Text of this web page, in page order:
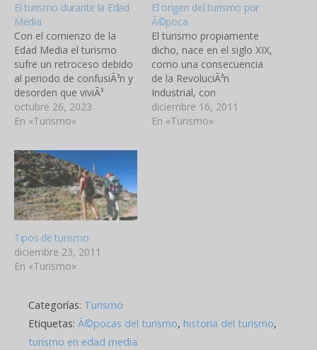
El turismo durante la Edad
Media
Con el comienzo de la
Edad Media el turismo
sufre un retroceso debido
al periodo de confusiÃ³n y
desorden que viviÃ³
Europa por la caÃ­da del
Imperio Romano en el
completamente envuelto
en una serie de guerras
que iban a marcar una
distribuciÃ³n del mapa,…
octubre 26, 2023
En «Turismo»
El origen del turismo por
Ã©poca
El turismo propiamente
dicho, nace en el siglo XIX,
como una consecuencia
de la RevoluciÃ³n
Industrial, con
desplazamientos cuya
finalidad principal es el
diciembre 16, 2011
En «Turismo»
Tipos de turismo
diciembre 23, 2011
En «Turismo»
Categorías: Turismo
Etiquetas: Ã©pocas del turismo, historia del turismo,
turismo en edad media